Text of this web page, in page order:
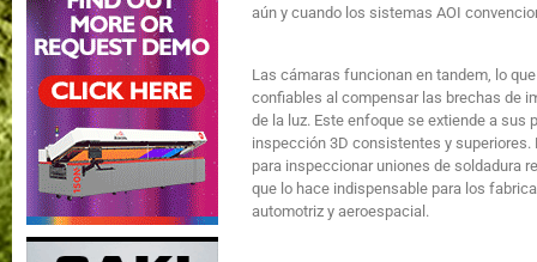
aún y cuando los sistemas AOI
Las cámaras funcionan en tandem, lo
confiables al compensar las brechas de
de la luz. Este enfoque se extiende a
inspección 3D consistentes y
para inspeccionar uniones de soldadura
que lo hace indispensable para los
automotriz y aeroespacial.